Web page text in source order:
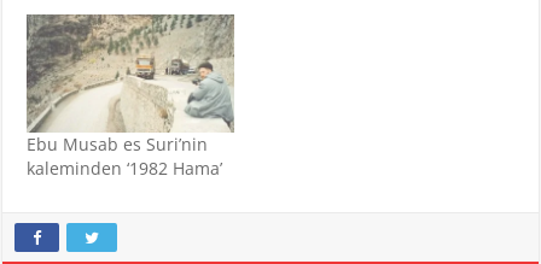
Ebu Musab es Suri’nin
kaleminden ‘1982 Hama’